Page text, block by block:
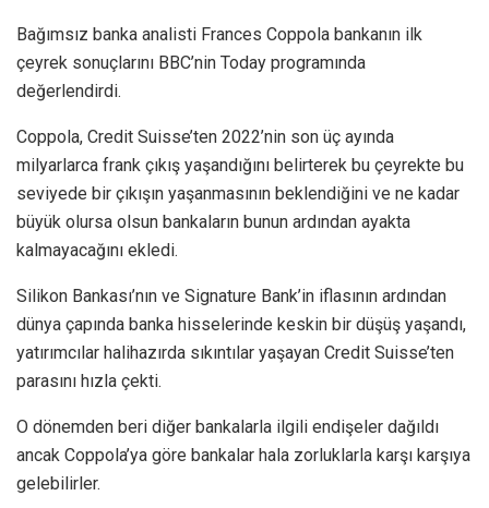
Bağımsız banka analisti Frances Coppola bankanın ilk
çeyrek sonuçlarını BBC’nin Today programında
değerlendirdi.
Coppola, Credit Suisse’ten 2022’nin son üç ayında
milyarlarca frank çıkış yaşandığını belirterek bu çeyrekte bu
seviyede bir çıkışın yaşanmasının beklendiğini ve ne kadar
büyük olursa olsun bankaların bunun ardından ayakta
kalmayacağını ekledi.
Silikon Bankası’nın ve Signature Bank’in iflasının ardından
dünya çapında banka hisselerinde keskin bir düşüş yaşandı,
yatırımcılar halihazırda sıkıntılar yaşayan Credit Suisse’ten
parasını hızla çekti.
O dönemden beri diğer bankalarla ilgili endişeler dağıldı
ancak Coppola’ya göre bankalar hala zorluklarla karşı karşıya
gelebilirler.